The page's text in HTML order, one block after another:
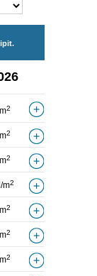
2
2
2
m2
2
2
2